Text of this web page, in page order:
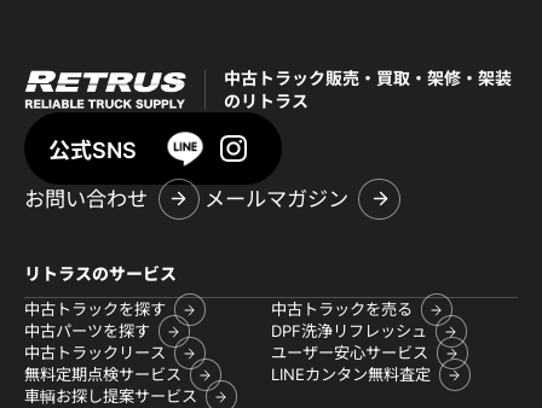
中古トラック販売・買取・架修・架装
のリトラス
公式SNS
お問い合わせ
メールマガジン
リトラスのサービス
中古トラックを探す
中古トラックを売る
中古パーツを探す
DPF洗浄リフレッシュ
中古トラックリース
ユーザー安心サービス
無料定期点検サービス
LINEカンタン無料査定
車輌お探し提案サービス